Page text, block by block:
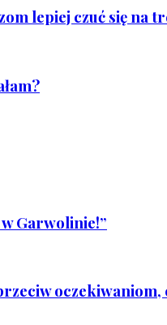
lepiej czuć się na
Garwolinie!”
oczekiwaniom,